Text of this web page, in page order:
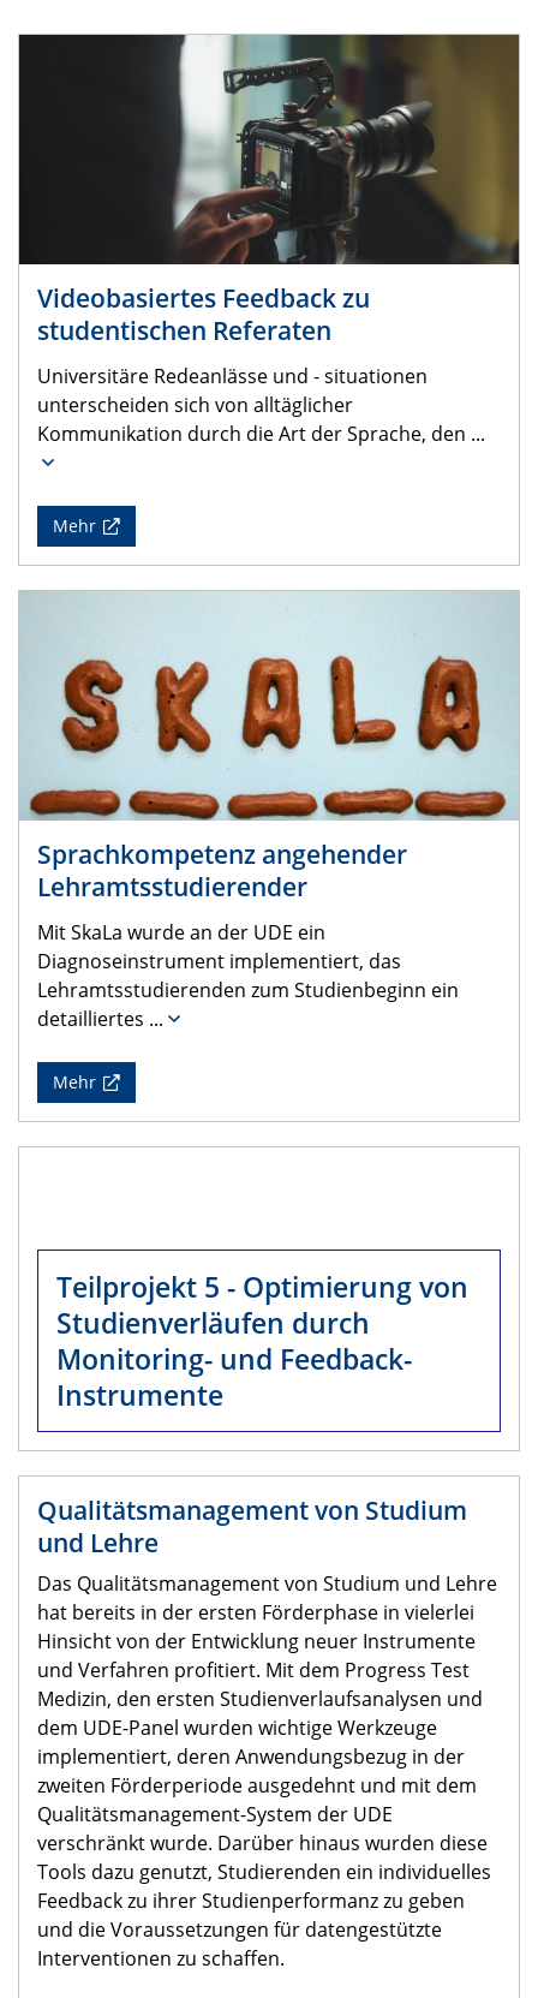
Videobasiertes Feedback zu
studentischen Referaten
Universitäre Redeanlässe und - situationen
unterscheiden sich von alltäglicher
Kommunikation durch die Art der Sprache, den ...
Mehr
Sprachkompetenz angehender
Lehramtsstudierender
Mit SkaLa wurde an der UDE ein
Diagnoseinstrument implementiert, das
Lehramtsstudierenden zum Studienbeginn ein
detailliertes ...
Mehr
Teilprojekt 5 - Optimierung von
Studienverläufen durch
Monitoring- und Feedback-
Instrumente
Qualitätsmanagement von Studium
und Lehre
Das Qualitätsmanagement von Studium und Lehre
hat bereits in der ersten Förderphase in vielerlei
Hinsicht von der Entwicklung neuer Instrumente
und Verfahren profitiert. Mit dem Progress Test
Medizin, den ersten Studienverlaufsanalysen und
dem UDE-Panel wurden wichtige Werkzeuge
implementiert, deren Anwendungsbezug in der
zweiten Förderperiode ausgedehnt und mit dem
Qualitätsmanagement-System der UDE
verschränkt wurde. Darüber hinaus wurden diese
Tools dazu genutzt, Studierenden ein individuelles
Feedback zu ihrer Studienperformanz zu geben
und die Voraussetzungen für datengestützte
Interventionen zu schaffen.